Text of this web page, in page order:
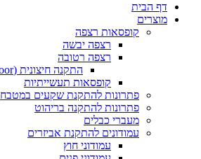
דף הבית
מוצרים
קופסאות רצפה
רצפה יבשה
רצפה רטובה
התקנה חיצונית (Outdoor)
קופסאות תעשייתיות
פתרונות להתקנת שקעים במטבח
פתרונות להתקנה בריהוט
מעברי כבלים
עמודונים להתקנת אביזרים
עמודוני חוץ